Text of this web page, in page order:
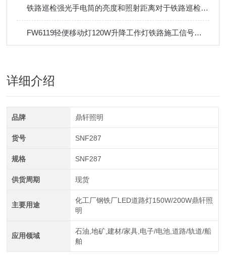
铁路巡检强光手电筒的亮度和照射距离对于铁路巡检有什么影响？
FW6119轻便移动灯120W升降工作灯铁路施工信号指示防水灯显示屏
详细介绍
品牌 鼎轩照明
货号 SNF287
规格 SNF287
供货周期 现货
主要用途
化工厂钢铁厂LED道路灯150W/200W鼎轩照
明
应用领域
石油,地矿,建材/家具,电子/电池,道路/轨道/船
舶